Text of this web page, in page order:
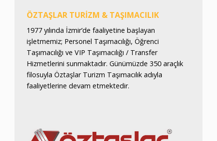
ÖZTAŞLAR TURIZM & TAŞIMACILIK
1977 yılında İzmir’de faaliyetine başlayan
işletmemiz; Personel Taşımacılığı, Öğrenci
Taşımacılığı ve VIP Taşımacılığı / Transfer
Hizmetlerini sunmaktadır. Günümüzde 350 araçlık
filosuyla Öztaşlar Turizm Taşımacılık adıyla
faaliyetlerine devam etmektedir.